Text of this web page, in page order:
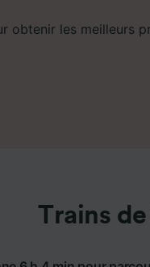
obtenir les meilleurs
Trains